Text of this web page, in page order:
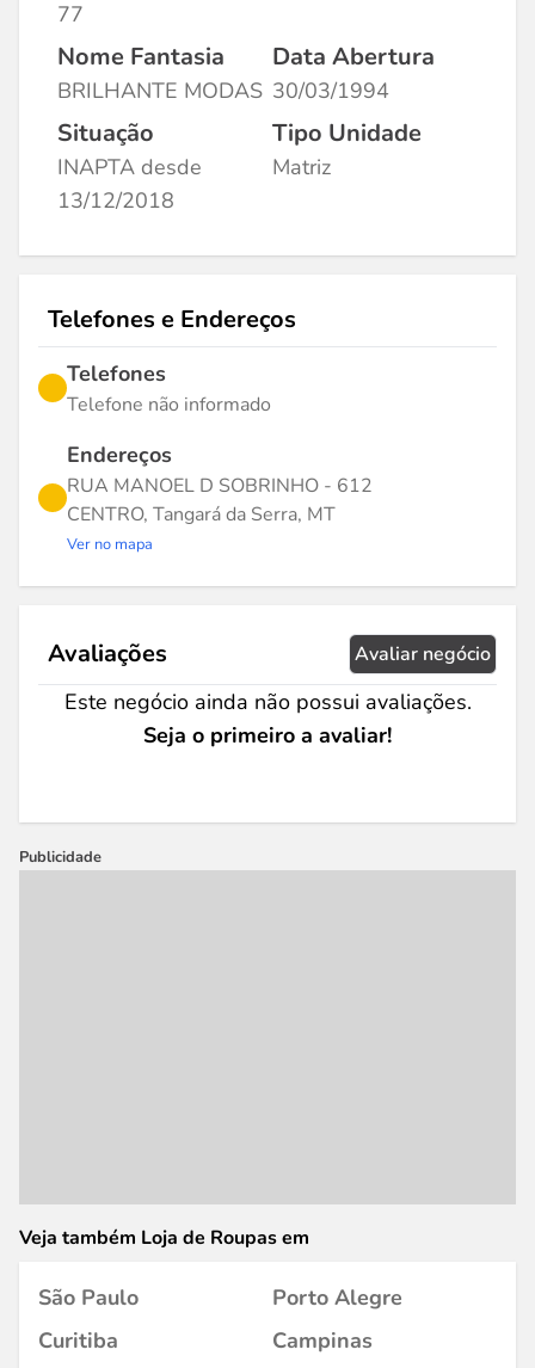
77
Nome Fantasia
BRILHANTE MODAS
Data Abertura
30/03/1994
Situação
INAPTA desde
13/12/2018
Tipo Unidade
Matriz
Telefones e Endereços
Telefones
Telefone não informado
Endereços
RUA MANOEL D SOBRINHO - 612
CENTRO, Tangará da Serra, MT
Ver no mapa
Avaliações Avaliar negócio
Este negócio ainda não possui avaliações.
Seja o primeiro a avaliar!
Publicidade
Veja também Loja de Roupas em
São Paulo
Porto Alegre
Curitiba
Campinas